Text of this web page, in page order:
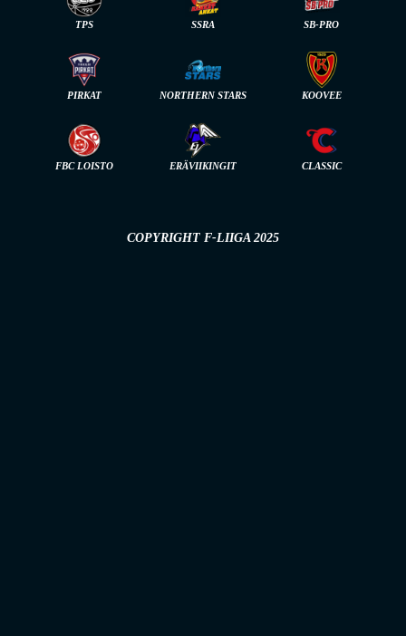
TPS SSRA SB-PRO
PIRKAT NORTHERN STARS KOOVEE
FBC LOISTO ERÄVIIKINGIT CLASSIC
COPYRIGHT F-LIIGA 2025